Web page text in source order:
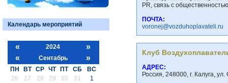
Календарь мероприятий
« 2024
»
«
Сентабрь »
ПН ВТ СР ЧТ ПТ СБ
ВС
26
27 28 29 30 31
1
PR, связь с
ПОЧТА:
voronej@vozduhoplavateli.ru
Клуб
АДРЕС:
Россия, 248000, г. Калуга,